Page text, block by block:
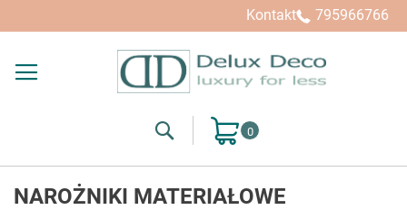
Kontakt 795966766
SearchMój koszyk
NAROŻNIKI MATERIAŁOWE